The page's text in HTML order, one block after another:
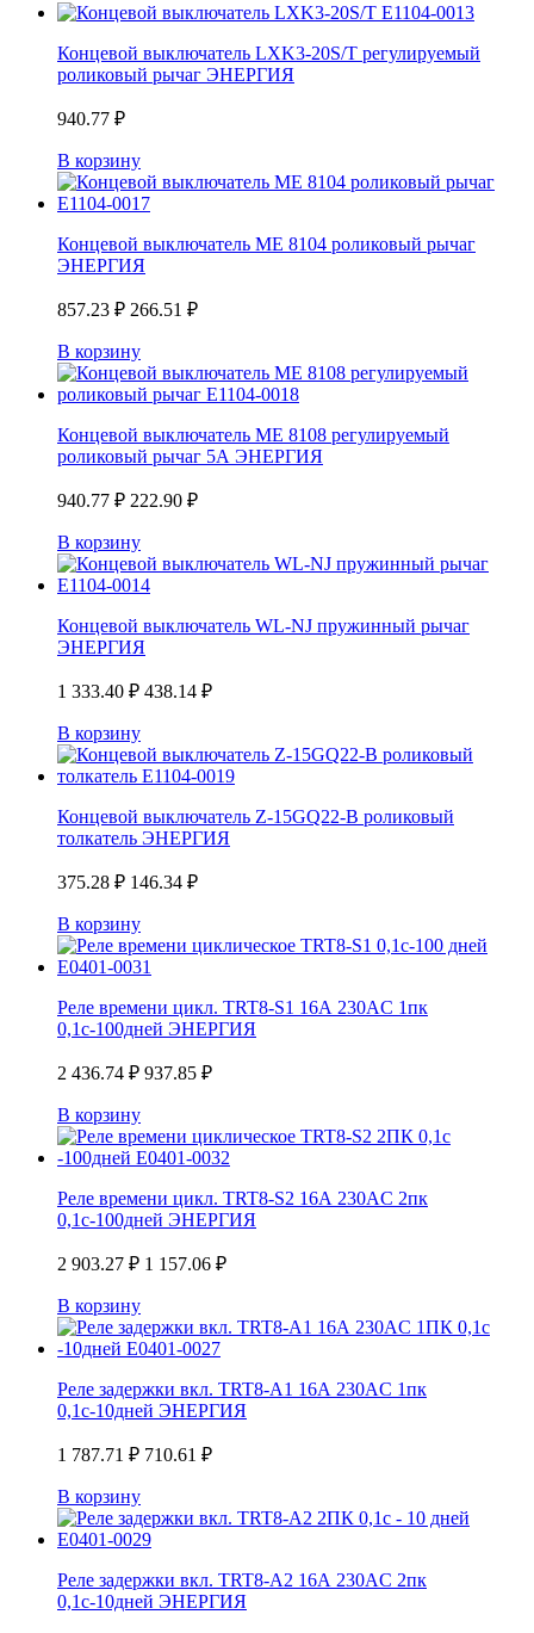
Концевой выключатель LXK3-20S/Т регулируемый
роликовый рычаг ЭНЕРГИЯ
940.77 ₽
В корзину
Концевой выключатель ME 8104 роликовый рычаг
ЭНЕРГИЯ
857.23 ₽ 266.51 ₽
В корзину
Концевой выключатель ME 8108 регулируемый
роликовый рычаг 5А ЭНЕРГИЯ
940.77 ₽ 222.90 ₽
В корзину
Концевой выключатель WL-NJ пружинный рычаг
ЭНЕРГИЯ
1 333.40 ₽ 438.14 ₽
В корзину
Концевой выключатель Z-15GQ22-B роликовый
толкатель ЭНЕРГИЯ
375.28 ₽ 146.34 ₽
В корзину
Реле времени цикл. TRT8-S1 16А 230AС 1пк
0,1с-100дней ЭНЕРГИЯ
2 436.74 ₽ 937.85 ₽
В корзину
Реле времени цикл. TRT8-S2 16А 230AС 2пк
0,1с-100дней ЭНЕРГИЯ
2 903.27 ₽ 1 157.06 ₽
В корзину
Реле задержки вкл. TRT8-A1 16А 230AС 1пк
0,1с-10дней ЭНЕРГИЯ
1 787.71 ₽ 710.61 ₽
В корзину
Реле задержки вкл. TRT8-A2 16А 230AС 2пк
0,1с-10дней ЭНЕРГИЯ